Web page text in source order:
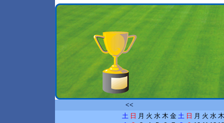
<<
土 日 月 火 水 木 金 土 日 月 火 水 木